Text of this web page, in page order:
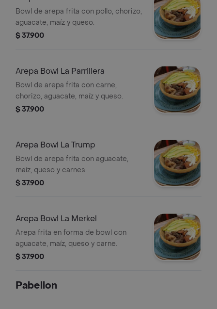
Bowl de arepa frita con pollo, chorizo,
aguacate, maíz y queso.
$ 37.900
Arepa Bowl La Parrillera
Bowl de arepa frita con carne,
chorizo, aguacate, maíz y queso.
$ 37.900
Arepa Bowl La Trump
Bowl de arepa frita con aguacate,
maíz, queso y carnes.
$ 37.900
Arepa Bowl La Merkel
Arepa frita en forma de bowl con
aguacate, maíz, queso y carne.
$ 37.900
Pabellon